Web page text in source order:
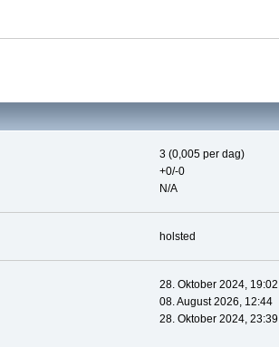
3 (0,005 per dag)
+0/-0
N/A
holsted
28. Oktober 2024, 19:02
08. August 2026, 12:44
28. Oktober 2024, 23:39